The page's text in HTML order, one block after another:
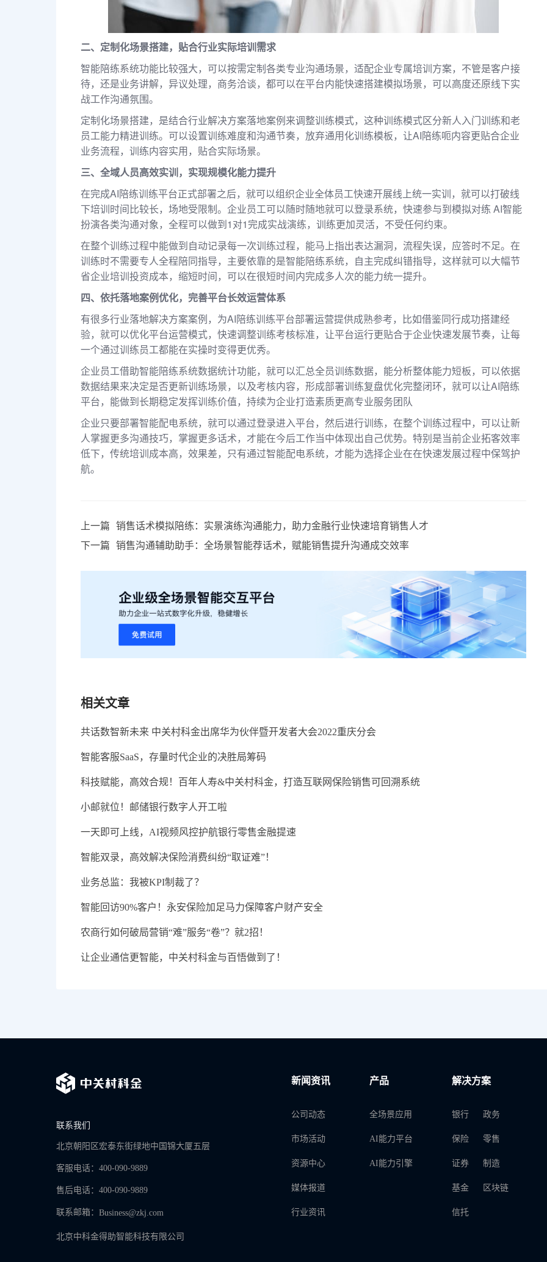
二、定制化场景搭建，贴合行业实际培训需求
智能陪练系统功能比较强大，可以按需定制各类专业沟通场景，适配企业专属培训方案，不管是客户接
待，还是业务讲解，异议处理，商务洽谈，都可以在平台内能快速搭建模拟场景，可以高度还原线下实
战工作沟通氛围。
定制化场景搭建，是结合行业解决方案落地案例来调整训练模式，这种训练模式区分新人入门训练和老
员工能力精进训练。可以设置训练难度和沟通节奏，放弃通用化训练模板，让AI陪练呃内容更贴合企业
业务流程，训练内容实用，贴合实际场景。
三、全域人员高效实训，实现规模化能力提升
在完成AI陪练训练平台正式部署之后，就可以组织企业全体员工快速开展线上统一实训，就可以打破线
下培训时间比较长，场地受限制。企业员工可以随时随地就可以登录系统，快速参与到模拟对练 AI智能
扮演各类沟通对象，全程可以做到1对1完成实战演练，训练更加灵活，不受任何约束。
在整个训练过程中能做到自动记录每一次训练过程，能马上指出表达漏洞，流程失误，应答时不足。在
训练时不需要专人全程陪同指导，主要依靠的是智能陪练系统，自主完成纠错指导，这样就可以大幅节
省企业培训投资成本，缩短时间，可以在很短时间内完成多人次的能力统一提升。
四、依托落地案例优化，完善平台长效运营体系
有很多行业落地解决方案案例，为AI陪练训练平台部署运营提供成熟参考，比如借鉴同行成功搭建经
验，就可以优化平台运营模式，快速调整训练考核标准，让平台运行更贴合于企业快速发展节奏，让每
一个通过训练员工都能在实操时变得更优秀。
企业员工借助智能陪练系统数据统计功能，就可以汇总全员训练数据，能分析整体能力短板，可以依据
数据结果来决定是否更新训练场景，以及考核内容，形成部署训练复盘优化完整闭环，就可以让AI陪练
平台，能做到长期稳定发挥训练价值，持续为企业打造素质更高专业服务团队
企业只要部署智能配电系统，就可以通过登录进入平台，然后进行训练，在整个训练过程中，可以让新
人掌握更多沟通技巧，掌握更多话术，才能在今后工作当中体现出自己优势。特别是当前企业拓客效率
低下，传统培训成本高，效果差，只有通过智能配电系统，才能为选择企业在在快速发展过程中保驾护
航。
上一篇
销售话术模拟陪练：实景演练沟通能力，助力金融行业快速培育销售人才
下一篇
销售沟通辅助助手：全场景智能荐话术，赋能销售提升沟通成交效率
相关文章
共话数智新未来 中关村科金出席华为伙伴暨开发者大会2022重庆分会
智能客服SaaS，存量时代企业的决胜局筹码
科技赋能，高效合规！百年人寿&中关村科金，打造互联网保险销售可回溯系统
小邮就位！邮储银行数字人开工啦
一天即可上线，AI视频风控护航银行零售金融提速
智能双录，高效解决保险消费纠纷“取证难”！
业务总监：我被KPI制裁了？
智能回访90%客户！永安保险加足马力保障客户财产安全
农商行如何破局营销“难”服务“卷”？就2招！
让企业通信更智能，中关村科金与百悟做到了！
联系我们
北京朝阳区宏泰东街绿地中国锦大厦五层
客服电话：400-090-9889
售后电话：400-090-9889
联系邮箱： Business@zkj.com
北京中科金得助智能科技有限公司
新闻资讯
公司动态
市场活动
资源中心
媒体报道
行业资讯
产品
全场景应用
AI能力平台
AI能力引擎
解决方案
银行
保险
证券
基金
信托
政务
零售
制造
区块链